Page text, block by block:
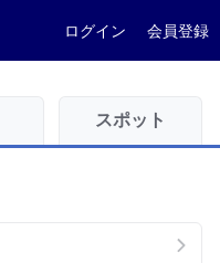
ログイン 会員登録
スポット